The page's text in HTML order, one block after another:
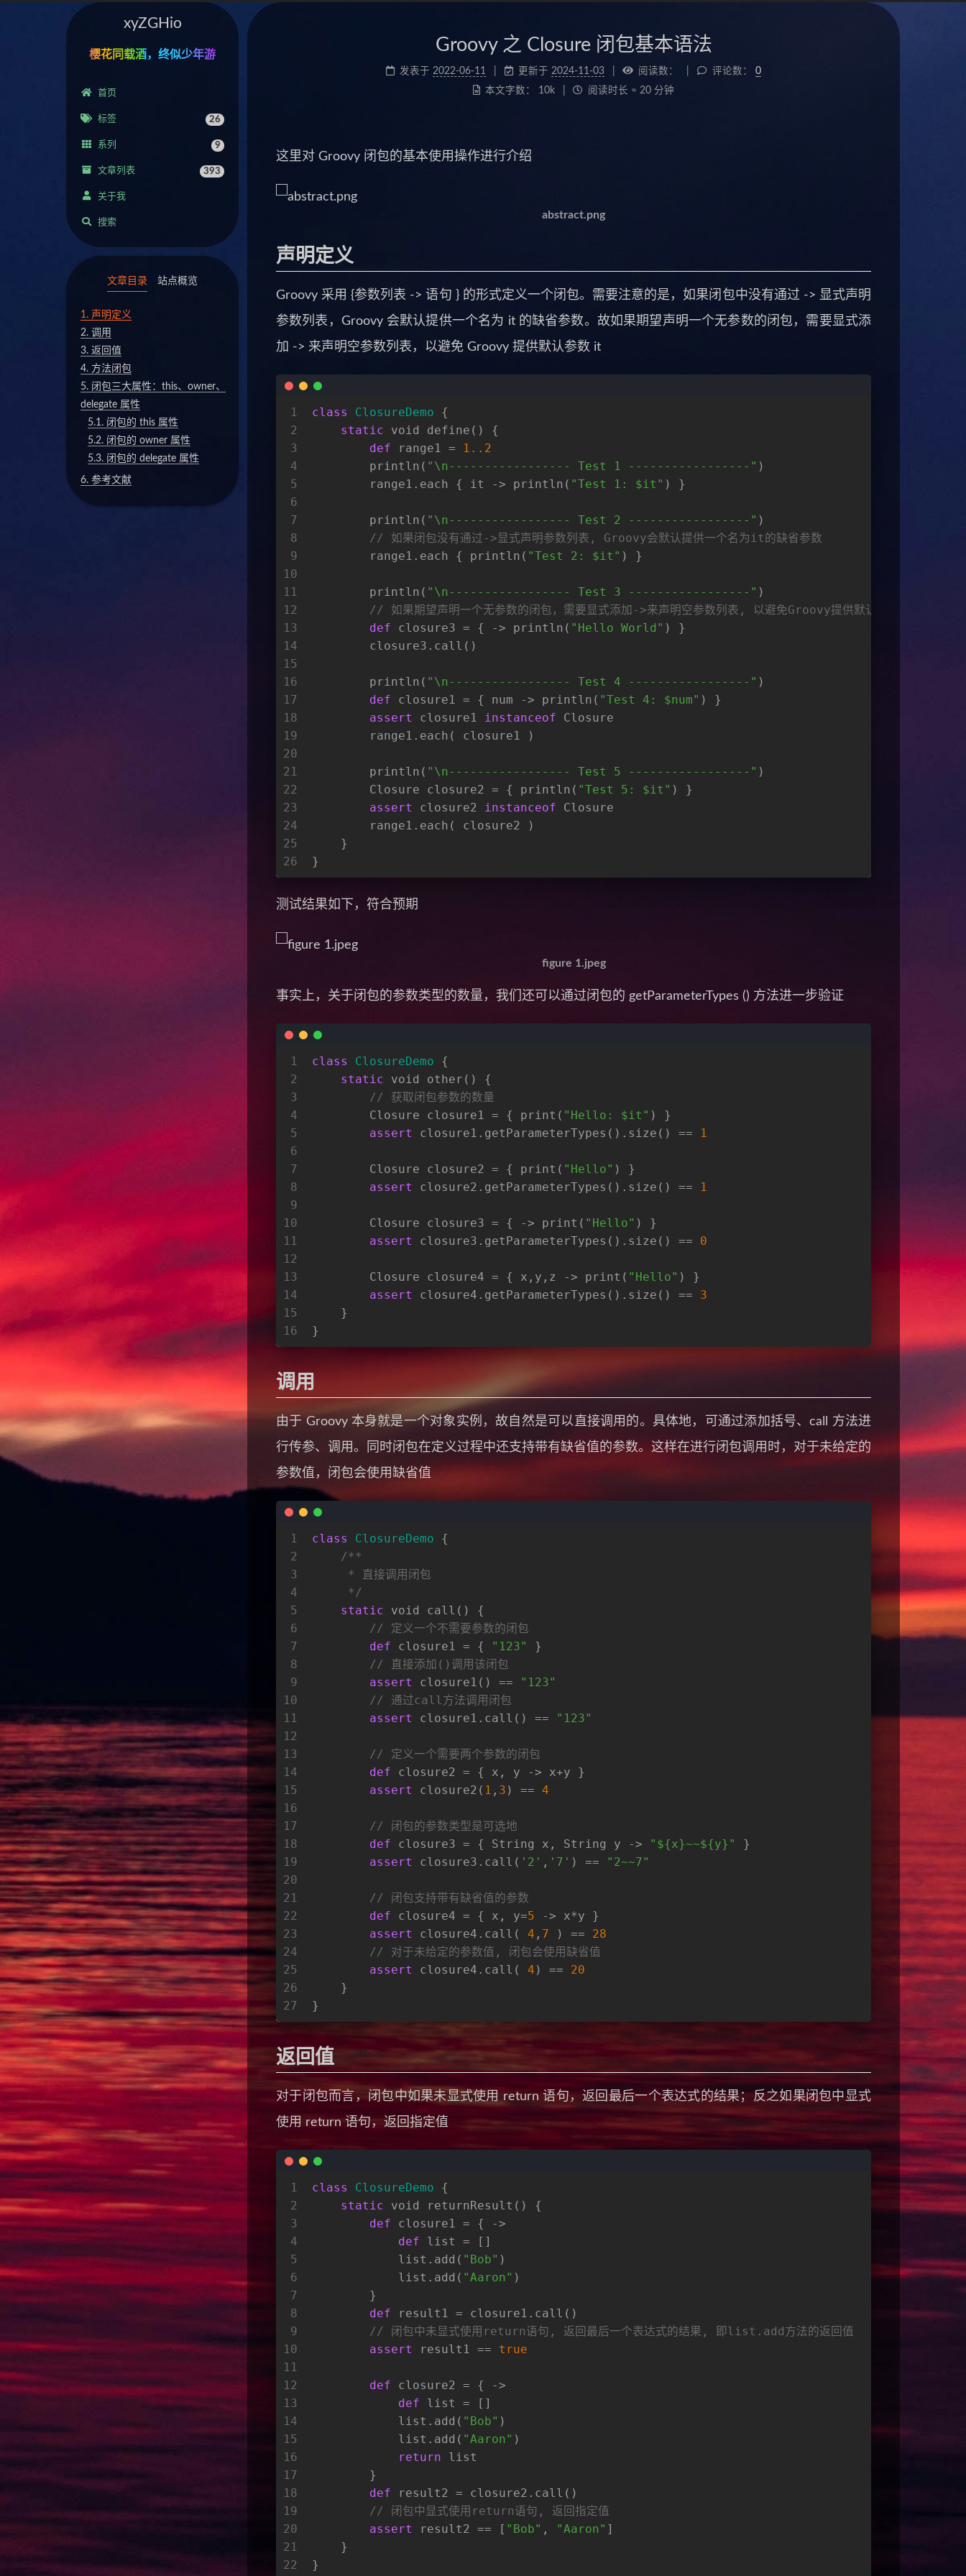
xyZGHio
樱花同载酒，终似少年游
首页
标签 26
系列 9
文章列表 393
关于我
搜索
Groovy 之 Closure 闭包基本语法
发表于 2022-06-11 更新于 2024-11-03 阅读数： 评论数：
0
本文字数：
10k 阅读时长 ≈ 20 分钟
这里对 Groovy 闭包的基本使用操作进行介绍
abstract.png
声明定义
Groovy 采用 {参数列表 -> 语句 } 的形式定义一个闭包。需要注意的是，如果闭包中没有通过 -> 显式声明
参数列表，Groovy 会默认提供一个名为 it 的缺省参数。故如果期望声明一个无参数的闭包，需要显式添
加 -> 来声明空参数列表，以避免 Groovy 提供默认参数 it
1
2
3
4
5
6
7
8
9
10
11
12
13
14
15
16
17
18
19
20
21
22
23
24
25
26
class ClosureDemo {
static
void
define() {
def range1 = 1. .2
        println(
"\n----------------- Test 1 -----------------" )
        range1.each { it -> println(
"Test 1: $it" ) }
        println(
"\n----------------- Test 2 -----------------" )
// 如果闭包没有通过->显式声明参数列表, Groovy会默认提供一个名为it的缺省参数
        range1.each { println(
"Test 2: $it" ) }
        println(
"\n----------------- Test 3 -----------------" )
// 如果期望声明一个无参数的闭包，需要显式添加->来声明空参数列表, 以避免Groovy提供默认参数it
def closure3 = { -> println( "Hello World" ) }
        closure3.call()
        println(
"\n----------------- Test 4 -----------------" )
def closure1 = { num -> println( "Test 4: $num" ) }
assert
closure1 instanceof Closure
        range1.each( closure1 )
        println(
"\n----------------- Test 5 -----------------" )
        Closure closure2 = { println(
"Test 5: $it" ) }
assert
closure2 instanceof Closure
        range1.each( closure2 )
    }
}
测试结果如下，符合预期
figure 1.jpeg
事实上，关于闭包的参数类型的数量，我们还可以通过闭包的 getParameterTypes () 方法进一步验证
1
2
3
4
5
6
7
8
9
10
11
12
13
14
15
16
class ClosureDemo {
static
void
other() {
// 获取闭包参数的数量
        Closure closure1 = { print(
"Hello: $it" ) }
assert
closure1.getParameterTypes().size() == 1
        Closure closure2 = { print(
"Hello" ) }
assert
closure2.getParameterTypes().size() == 1
        Closure closure3 = { -> print(
"Hello" ) }
assert
closure3.getParameterTypes().size() == 0
        Closure closure4 = { x,y,z -> print(
"Hello" ) }
assert
closure4.getParameterTypes().size() == 3
    }
}
调用
由于 Groovy 本身就是一个对象实例，故自然是可以直接调用的。具体地，可通过添加括号、call 方法进
行传参、调用。同时闭包在定义过程中还支持带有缺省值的参数。这样在进行闭包调用时，对于未给定的
参数值，闭包会使用缺省值
1
2
3
4
5
6
7
8
9
10
11
12
13
14
15
16
17
18
19
20
21
22
23
24
25
26
27
class ClosureDemo {
/**
     * 直接调用闭包
     */
static
void
call() {
// 定义一个不需要参数的闭包
def closure1 = { "123"
}
// 直接添加()调用该闭包
assert
closure1() ==
"123"
// 通过call方法调用闭包
assert
closure1.call() == "123"
// 定义一个需要两个参数的闭包
def closure2 = { x, y -> x+y }
assert
closure2( 1 , 3 ) == 4
// 闭包的参数类型是可选地
def closure3 = { String x, String y -> "${x}~~${y}"
}
assert
closure3.call( '2' , '7' ) == "2~~7"
// 闭包支持带有缺省值的参数
def closure4 = { x, y=5 -> x*y }
assert
closure4.call( 4 , 7 ) == 28
// 对于未给定的参数值, 闭包会使用缺省值
assert
closure4.call( 4 ) == 20
    }
}
返回值
对于闭包而言，闭包中如果未显式使用 return 语句，返回最后一个表达式的结果；反之如果闭包中显式
使用 return 语句，返回指定值
1
2
3
4
5
6
7
8
9
10
11
12
13
14
15
16
17
18
19
20
21
22
class ClosureDemo {
static
void
returnResult() {
def closure1 = { ->
def list = []
            list.add(
"Bob" )
            list.add(
"Aaron" )
        }
def result1 = closure1.call()
// 闭包中未显式使用return语句, 返回最后一个表达式的结果, 即list.add方法的返回值
assert
result1 == true
def closure2 = { ->
def list = []
            list.add(
"Bob" )
            list.add(
"Aaron" )
return list
        }
def result2 = closure2.call()
// 闭包中显式使用return语句, 返回指定值
assert
result2 == [ "Bob" , "Aaron" ]
    }
}
文章目录 站点概览
1. 声明定义
2. 调用
3. 返回值
4. 方法闭包
5. 闭包三大属性：this、owner、
delegate 属性
5.1. 闭包的 this 属性
5.2. 闭包的 owner 属性
5.3. 闭包的 delegate 属性
6. 参考文献